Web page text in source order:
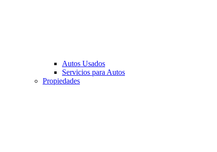
Autos Usados
Servicios para Autos
Propiedades